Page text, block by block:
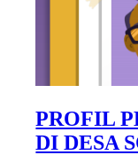
PROFIL
DI DESA